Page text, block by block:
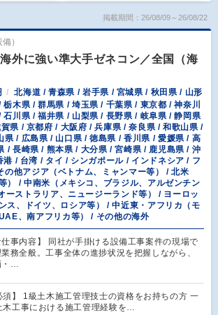
掲載期間：26/08/09～26/08/22
）
外に強い準大手ゼネコン／全国（海
北海道 / 青森県 / 岩手県 / 宮城県 / 秋田県 / 山形
木県 / 群馬県 / 埼玉県 / 千葉県 / 東京都 / 神奈川
石川県 / 福井県 / 山梨県 / 長野県 / 岐阜県 / 静岡県
県 / 京都府 / 大阪府 / 兵庫県 / 奈良県 / 和歌山県 /
県 / 広島県 / 山口県 / 徳島県 / 香川県 / 愛媛県 / 高
/ 長崎県 / 熊本県 / 大分県 / 宮崎県 / 鹿児島県 / 沖
/ 台湾 / タイ / シンガポール / インドネシア / フ
の他アジア（ベトナム、ミャンマー等） / 北米
） / 中南米（メキシコ、ブラジル、アルゼンチン
ーストラリア、ニュージーランド等） / ヨーロッ
ス、ドイツ、ロシア等） / 中近東・アフリカ（モ
、南アフリカ等） / その他の海外
仕事内容】 同社が手掛ける設備工事案件の現場で
務全般。工事全体の進捗状況を把握しながら、
・…
須】 1級土木施工管理技士の資格をお持ちの方 一
木工事における施工管理経験を…